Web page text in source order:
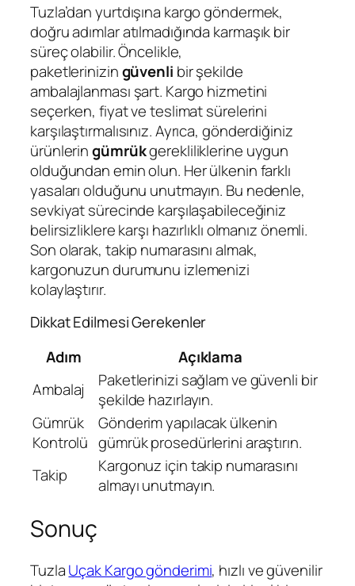
Tuzla’dan yurtdışına kargo göndermek,
doğru adımlar atılmadığında karmaşık bir
süreç olabilir. Öncelikle,
paketlerinizingüvenli bir şekilde
ambalajlanması şart. Kargo hizmetini
seçerken, fiyat ve teslimat sürelerini
karşılaştırmalısınız. Ayrıca, gönderdiğiniz
ürünleringümrükgerekliliklerine uygun
olduğundan emin olun. Her ülkenin farklı
yasaları olduğunu unutmayın. Bu nedenle,
sevkiyat sürecinde karşılaşabileceğiniz
belirsizliklere karşı hazırlıklı olmanız önemli.
Son olarak, takip numarasını almak,
kargonuzun durumunu izlemenizi
kolaylaştırır.
Dikkat Edilmesi Gerekenler
Adım
Açıklama
Ambalaj
Paketlerinizi sağlam ve güvenli bir
şekilde hazırlayın.
Gümrük
Kontrolü
Gönderim yapılacak ülkenin
gümrük prosedürlerini araştırın.
Takip
Kargonuz için takip numarasını
almayı unutmayın.
Sonuç
TuzlaUçak Kargo gönderimi, hızlı ve güvenilir